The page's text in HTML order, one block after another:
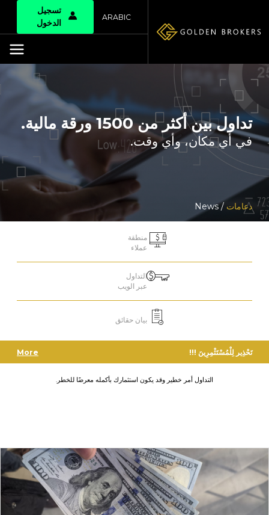
ARABIC
تسجيل
الدخول
تداول بين أكثر من 1500 ورقة مالية.
في أي مكان، وأي وقت.
دعامات / News
منطقة
عملاء
التداول
عبر الويب
بيان حقائق
تَحْذِير لِلْمُسْتَثْمِرِينَ !!! More
التداول أمر خطير وقد يكون استثمارك بأكمله معرضًا للخطر.